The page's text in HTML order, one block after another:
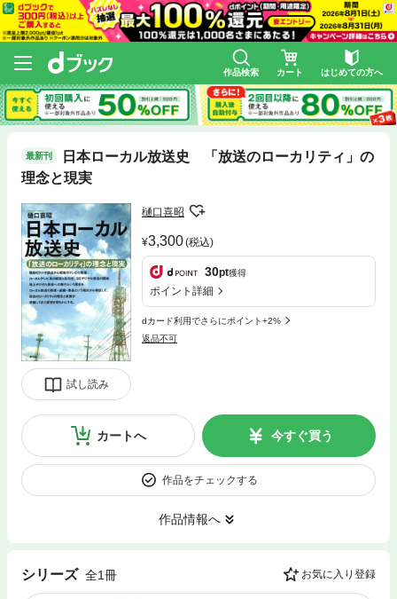
作品検索 カート はじめての方へ
最新刊
日本ローカル放送史 「放送のローカリティ」の
理念と現実
試し読み
樋口喜昭
3,300(税込)
30pt獲得
ポイント詳細
dカード利用でさらにポイント+2%
返品不可
カートへ 今すぐ買う
作品をチェックする
作品情報へ
シリーズ 全1冊 お気に入り登録